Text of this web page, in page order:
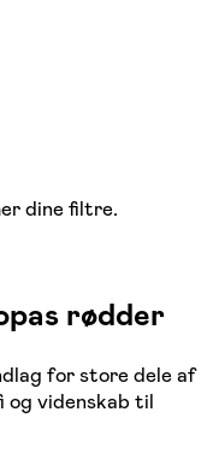
dine filtre.
rødder
for store dele af
og videnskab til